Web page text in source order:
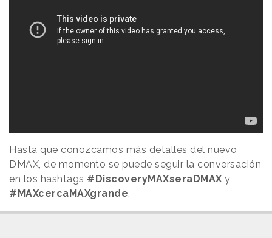
Hasta que conozcamos más detalles del nuevo
DMAX, de momento se puede seguir la conversación
en los hashtags #DiscoveryMAXseraDMAX y
#MAXcercaMAXgrande.